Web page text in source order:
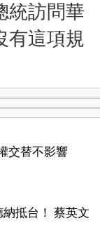
統訪問華
有這項規
交替不影響
抵台！ 蔡英文